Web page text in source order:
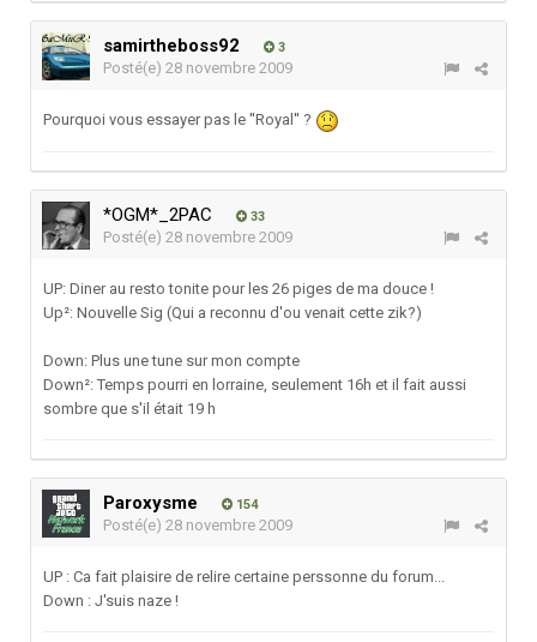
samirtheboss92 3
Posté(e) 28 novembre 2009
Pourquoi vous essayer pas le ''Royal'' ?
*OGM*_2PAC 33
Posté(e) 28 novembre 2009
UP: Diner au resto tonite pour les 26 piges de ma douce !
Up²: Nouvelle Sig (Qui a reconnu d'ou venait cette zik?)
Down: Plus une tune sur mon compte
Down²: Temps pourri en lorraine, seulement 16h et il fait aussi
sombre que s'il était 19 h
Paroxysme 154
Posté(e) 28 novembre 2009
UP : Ca fait plaisire de relire certaine perssonne du forum...
Down : J'suis naze !